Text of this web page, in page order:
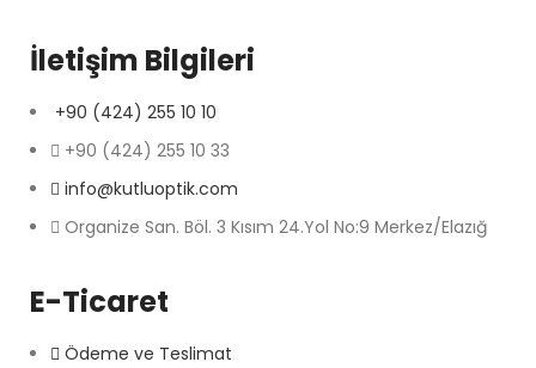
İletişim Bilgileri
+90 (424) 255 10 10
+90 (424) 255 10 33
info@kutluoptik.com
Organize San. Böl. 3 Kısım 24.Yol No:9 Merkez/Elazığ
E-Ticaret
Ödeme ve Teslimat